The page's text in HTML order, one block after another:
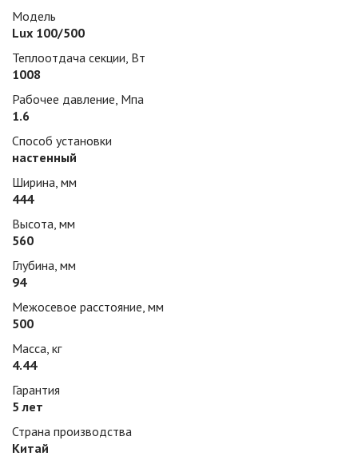
Модель
Lux 100/500
Теплоотдача секции, Вт
1008
Рабочее давление, Мпа
1.6
Способ установки
настенный
Ширина, мм
444
Высота, мм
560
Глубина, мм
94
Межосевое расстояние, мм
500
Масса, кг
4.44
Гарантия
5 лет
Страна производства
Китай